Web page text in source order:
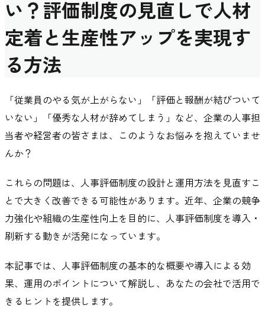
い？評価制度の見直しで人材
定着と生産性アップを実現す
る方法
「従業員のやる気が上がらない」「評価と報酬が結びついて
いない」「優秀な人材が辞めてしまう」など、企業の人事担
当者や経営者の皆さまは、このようなお悩みを抱えていませ
んか？
これらの問題は、人事評価制度の設計と運用方法を見直すこ
とで大きく改善できる可能性があります。近年、企業の競争
力強化や組織の生産性向上を目的に、人事評価制度を導入・
刷新する動きが活発になっています。
本記事では、人事評価制度の基本的な概要や導入による効
果、運用のポイントについて解説し、あなたの会社で活用で
きるヒントを提供します。